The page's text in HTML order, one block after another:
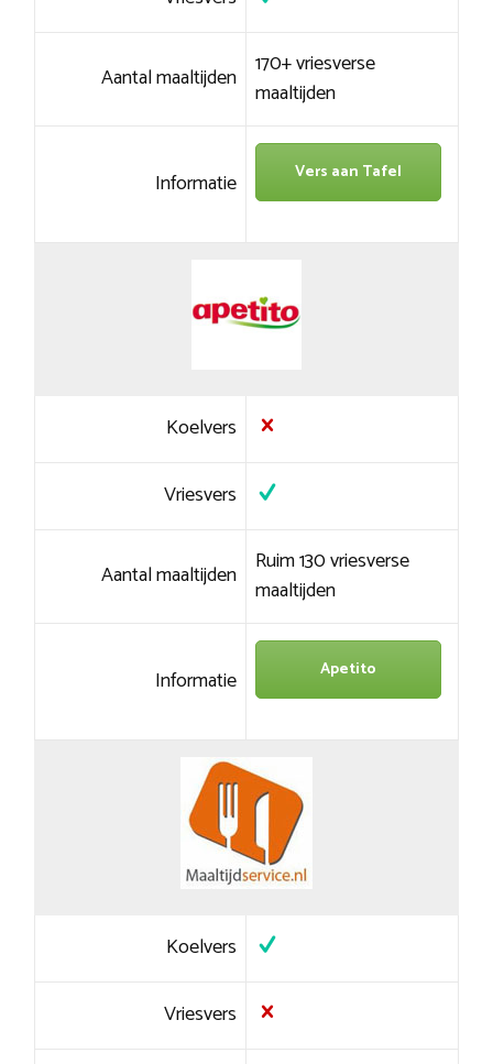
Aantal maaltijden 170+ vriesverse
maaltijden
Informatie Vers aan Tafel
Koelvers
Vriesvers
Aantal maaltijden Ruim 130 vriesverse
maaltijden
Informatie Apetito
Koelvers
Vriesvers